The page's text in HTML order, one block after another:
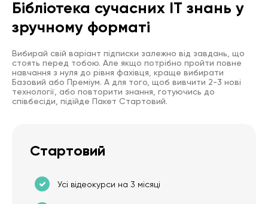
Бібліотека сучасних IT знань у
зручному форматі
Вибирай свій варіант підписки залежно від завдань, що
стоять перед тобою. Але якщо потрібно пройти повне
навчання з нуля до рівня фахівця, краще вибирати
Базовий або Преміум. А для того, щоб вивчити 2-3 нові
технології, або повторити знання, готуючись до
співбесіди, підійде Пакет Стартовий.
Стартовий
Усі відеокурси на 3 місяці